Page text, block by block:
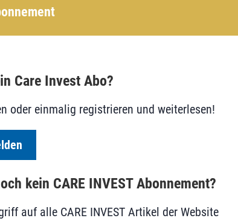
Care Invest Abo?
oder einmalig registrieren und weiterlesen!
kein CARE INVEST Abonnement?
auf alle CARE INVEST Artikel der Website